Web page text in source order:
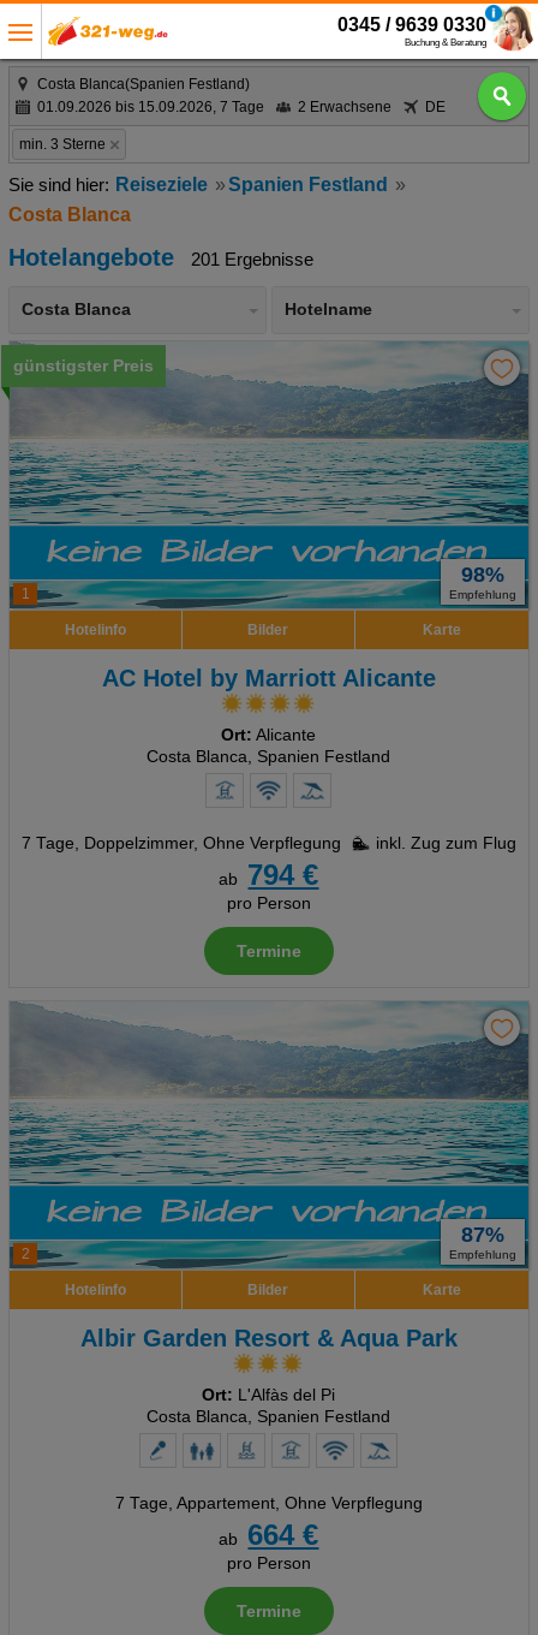
0345 / 9639 0330
Buchung & Beratung
Costa Blanca(Spanien Festland)
01.09.2026 bis 15.09.2026, 7 Tage
2 Erwachsene DE
min. 3 Sterne
Reiseziele
Spanien Festland
Costa Blanca
Hotelangebote 201 Ergebnisse
Costa Blanca Hotelname
1
günstigster Preis
98%
Empfehlung
Hotelinfo Bilder Karte
AC Hotel by Marriott Alicante
Ort: Alicante
Costa Blanca, Spanien Festland
7 Tage, Doppelzimmer, Ohne Verpflegung
inkl. Zug zum Flug
ab
794 €
pro Person
Termine
2
87%
Empfehlung
Hotelinfo Bilder Karte
Albir Garden Resort & Aqua Park
Ort: L'Alfàs del Pi
Costa Blanca, Spanien Festland
7 Tage, Appartement, Ohne Verpflegung
ab
664 €
pro Person
Termine